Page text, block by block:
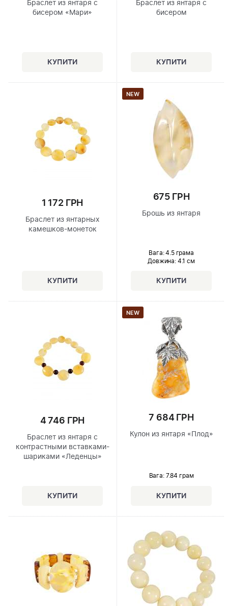
Браслет из янтаря с
бисером «Мари»
Браслет из янтаря с
бисером
1 172 ГРН
Браслет из янтарных
камешков-монеток
NEW
675 ГРН
Брошь из янтаря
Вага: 4.5 грама
Довжина:4.1 см
4 746 ГРН
Браслет из янтаря с
контрастными вставками-
шариками «Леденцы»
NEW
7 684 ГРН
Кулон из янтаря «Плод»
Вага: 7.84 грам